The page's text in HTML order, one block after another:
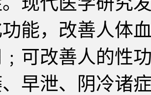
能，改善人体
可改善人的性
早泄、阴冷诸